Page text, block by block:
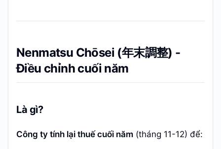
Nenmatsu Chōsei (年末調整) -
Điều chỉnh cuối năm
Là gì?
Công ty tính lại thuế cuối năm (tháng 11-12) để: